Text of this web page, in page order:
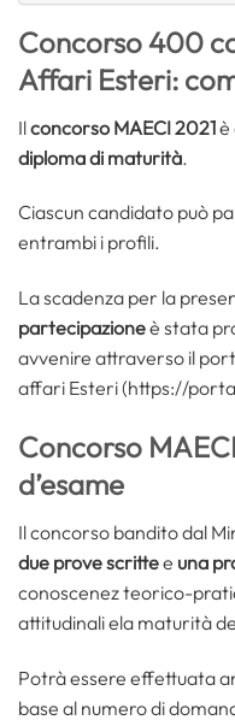
Concorso 400
Affari Esteri:
Ilconcorso MAECI 2021è
diploma di maturità.
Ciascun candidato può
entrambi i profili.
La scadenza per la
partecipazioneè stata
avvenire attraverso il
affari Esteri (https://
Concorso
d’esame
Il concorso bandito dal
due prove scrittee una
conoscenez teorico-
attitudinali ela maturità
Potrà essere effettuata
base al numero di